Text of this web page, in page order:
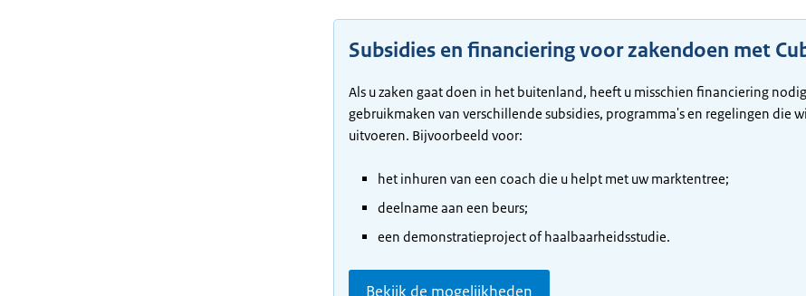
Subsidies en financiering voor zakendoen met
Als u zaken gaat doen in het buitenland, heeft u misschien financiering
gebruikmaken van verschillende subsidies, programma's en regelingen die
uitvoeren. Bijvoorbeeld voor:
het inhuren van een coach die u helpt met uw marktentree;
deelname aan een beurs;
een demonstratieproject of haalbaarheidsstudie.
Bekijk de mogelijkheden